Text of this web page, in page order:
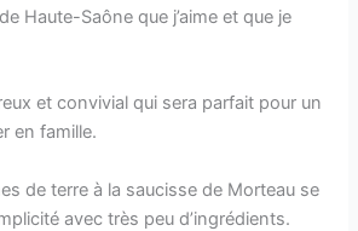
Haute-Saône que j’aime et que je
et convivial qui sera parfait pour un
en famille.
de terre à la saucisse de Morteau se
avec très peu d’ingrédients.